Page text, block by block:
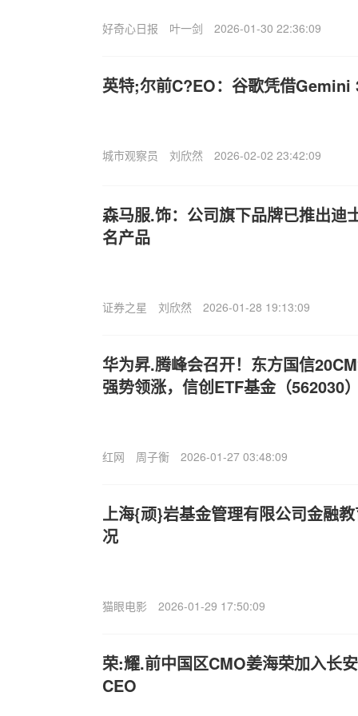
好奇心日报 叶一剑 2026-01-30 22:36:09
英特;尔前C?EO：谷歌凭借Gemini
城市观察员 刘欣然 2026-02-02 23:42:09
森马服.饰：公司旗下品牌已推出迪
名产品
证券之星 刘欣然 2026-01-28 19:13:09
华为昇.腾峰会召开！东方国信
强势领涨，信创ETF基金（562030
红网 周子衡 2026-01-27 03:48:09
上海{顽}岩基金管理有限公司金融
况
猫眼电影 2026-01-29 17:50:09
荣:耀.前中国区CMO姜海荣加入长
CEO